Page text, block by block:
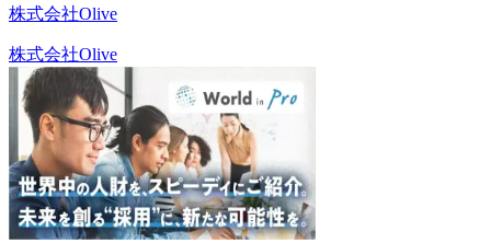
株式会社Olive
株式会社Olive